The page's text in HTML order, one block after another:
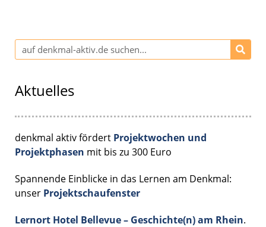
Aktuelles
denkmal aktiv fördert Projektwochen und
Projektphasen mit bis zu 300 Euro
Spannende Einblicke in das Lernen am Denkmal:
unser Projektschaufenster
Lernort Hotel Bellevue – Geschichte(n) am Rhein.